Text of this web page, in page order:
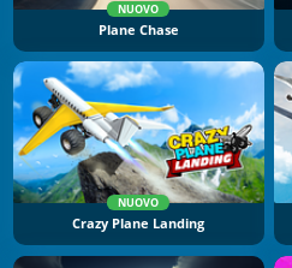
NUOVO
Plane Chase
NUOVO
Crazy Plane Landing